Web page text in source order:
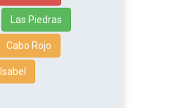
Las Piedras
Cabo Rojo